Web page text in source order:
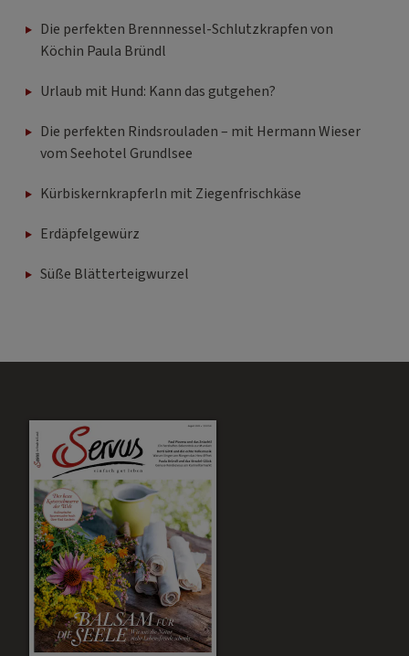
Die perfekten Brennnessel-Schlutzkrapfen von
Köchin Paula Bründl
Urlaub mit Hund: Kann das gutgehen?
Die perfekten Rindsrouladen – mit Hermann Wieser
vom Seehotel Grundlsee
Kürbiskernkrapferln mit Ziegenfrischkäse
Erdäpfelgewürz
Süße Blätterteigwurzel